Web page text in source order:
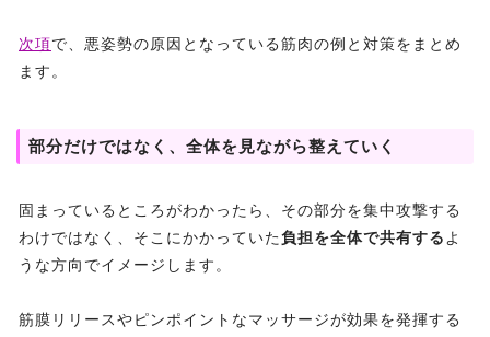
次項で、悪姿勢の原因となっている筋肉の例と対策をまとめ
ます。
部分だけではなく、全体を見ながら整えていく
固まっているところがわかったら、その部分を集中攻撃する
わけではなく、そこにかかっていた負担を全体で共有する よ
うな方向でイメージします。
筋膜リリースやピンポイントなマッサージが効果を発揮する